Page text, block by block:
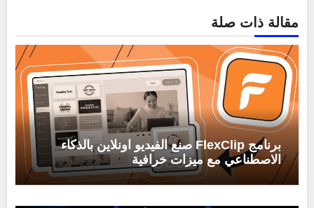
مقالة ذات صلة
برنامج FlexClip صنع الفيديو اونلاين بالذكاء
الاصطناعي مع ميزات خرافية